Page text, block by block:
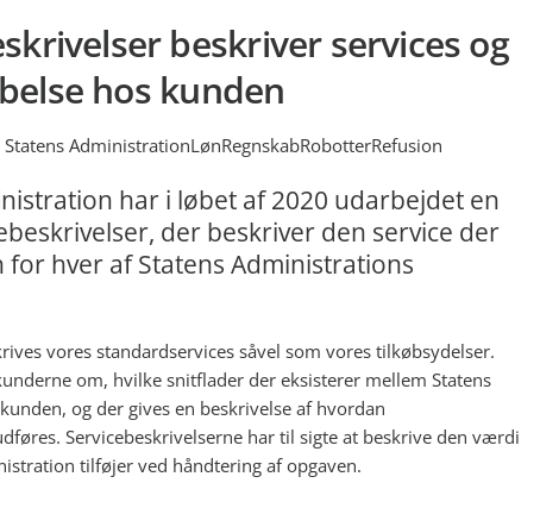
beskriver services og
hos kunden
Statens AdministrationLønRegnskabRobotterRefusion
har i løbet af 2020 udarbejdet en
der beskriver den service der
for hver af Statens Administrations
vores standardservices såvel som vores tilkøbsydelser.
om, hvilke snitflader der eksisterer mellem Statens
og der gives en beskrivelse af hvordan
Servicebeskrivelserne har til sigte at beskrive den værdi
tilføjer ved håndtering af opgaven.